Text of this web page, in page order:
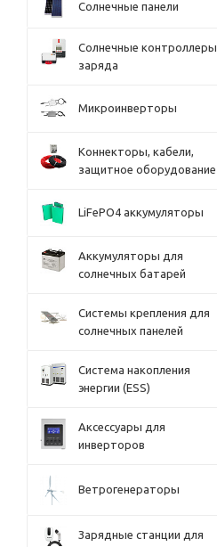
Солнечные панели
Солнечные контроллеры
заряда
Микроинверторы
Коннекторы, кабели,
защитное оборудование
LiFePO4 аккумуляторы
Аккумуляторы для
солнечных батарей
Системы крепления для
солнечных панелей
Система накопления
энергии (ESS)
Аксессуары для
инверторов
Ветрогенераторы
Зарядные станции для